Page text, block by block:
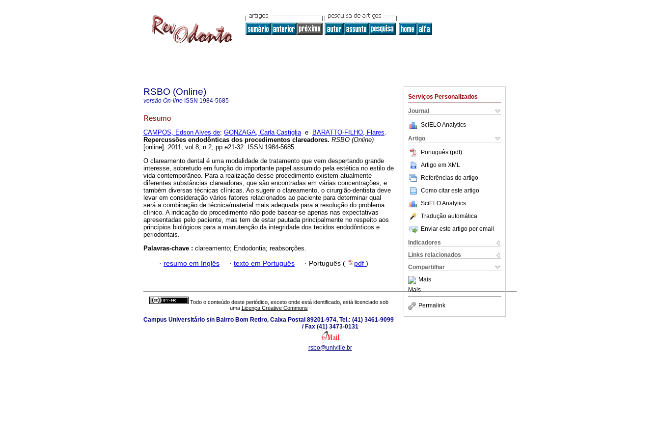
Serviços Personalizados
Journal
SciELO Analytics
Artigo
Português (pdf)
Artigo em XML
Referências do artigo
Como citar este artigo
SciELO Analytics
Tradução automática
Enviar este artigo por email
Indicadores
Links relacionados
Compartilhar
Mais
Mais
Permalink
RSBO (Online)
versão On-line ISSN 1984-5685
Resumo
CAMPOS, Edson Alves de; GONZAGA, Carla Castigliae BARATTO-FILHO, Flares.
Repercussões endodônticas dos procedimentos clareadores. RSBO (Online)
[online]. 2011, vol.8, n.2, pp.e21-32. ISSN 1984-5685.
O clareamento dental é uma modalidade de tratamento que vem despertando grande
interesse, sobretudo em função do importante papel assumido pela estética no estilo de
vida contemporâneo. Para a realização desse procedimento existem atualmente
diferentes substâncias clareadoras, que são encontradas em várias concentrações, e
também diversas técnicas clínicas. Ao sugerir o clareamento, o cirurgião-dentista deve
levar em consideração vários fatores relacionados ao paciente para determinar qual
será a combinação de técnica/material mais adequada para a resolução do problema
clínico. A indicação do procedimento não pode basear-se apenas nas expectativas
apresentadas pelo paciente, mas tem de estar pautada principalmente no respeito aos
princípios biológicos para a manutenção da integridade dos tecidos endodônticos e
periodontais.
Palavras-chave : clareamento; Endodontia; reabsorções.
· resumo em Inglês · texto em Português · Português ( pdf )
Todo o conteúdo deste periódico, exceto onde está identificado, está licenciado sob
uma Licença Creative Commons
Campus Universitário s/n Bairro Bom Retiro, Caixa Postal 89201-974, Tel.: (41) 3461-9099
/ Fax (41) 3473-0131
rsbo@univille.br